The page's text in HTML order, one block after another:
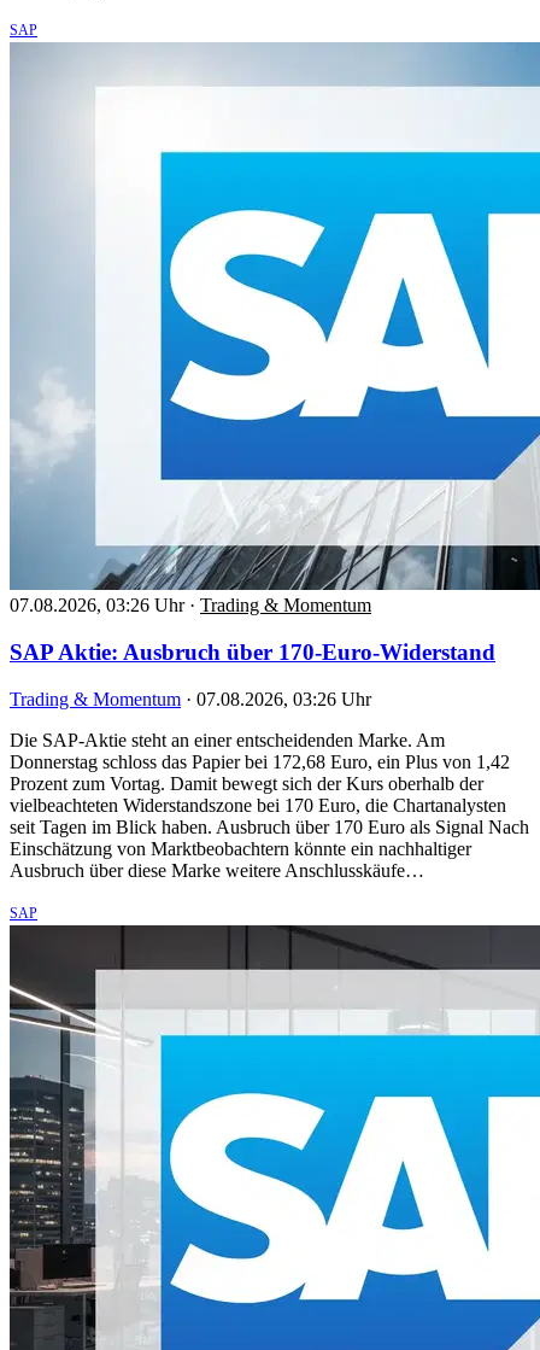
SAP
07.08.2026, 03:26 Uhr · Trading & Momentum
SAP Aktie: Ausbruch über 170-Euro-Widerstand
Trading & Momentum · 07.08.2026, 03:26 Uhr
Die SAP-Aktie steht an einer entscheidenden Marke. Am
Donnerstag schloss das Papier bei 172,68 Euro, ein Plus von 1,42
Prozent zum Vortag. Damit bewegt sich der Kurs oberhalb der
vielbeachteten Widerstandszone bei 170 Euro, die Chartanalysten
seit Tagen im Blick haben. Ausbruch über 170 Euro als Signal Nach
Einschätzung von Marktbeobachtern könnte ein nachhaltiger
Ausbruch über diese Marke weitere Anschlusskäufe…
SAP